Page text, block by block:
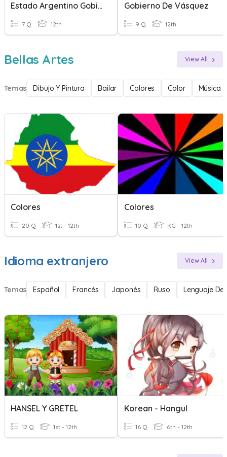
Estado Argentino Gobierno Federal Y Gobierno Local
7 Q 12th
Gobierno De Vásquez
9 Q 12th
Bellas Artes View All
Temas Dibujo Y Pintura Bailar Colores Color Música
Colores
20 Q 1st - 12th
Colores
10 Q KG - 12th
Idioma extranjero View All
Temas Español Francés Japonés Ruso Lenguaje De
HANSEL Y GRETEL
12 Q 1st - 12th
Korean - Hangul
16 Q 6th - 12th